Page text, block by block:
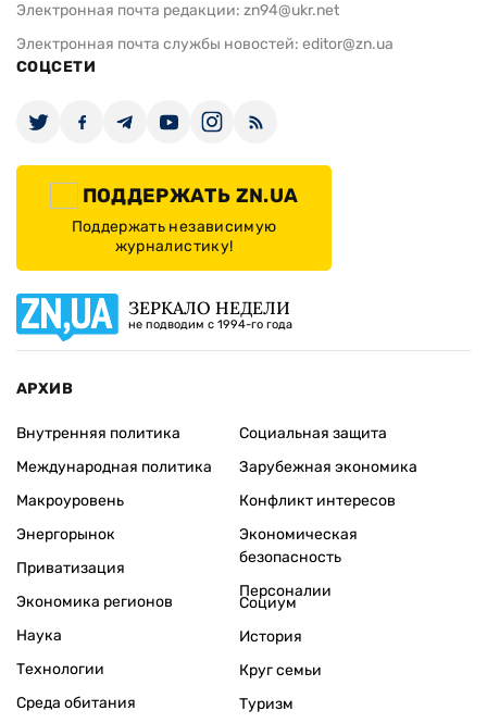
Электронная почта редакции: zn94@ukr.net
Электронная почта службы новостей: editor@zn.ua
СОЦСЕТИ
ПОДДЕРЖАТЬ ZN.UA
Поддержать независимую
журналистику!
ЗЕРКАЛО НЕДЕЛИ
не подводим с 1994-го года
АРХИВ
Внутренняя политика
Международная политика
Макроуровень
Энергорынок
Приватизация
Экономика регионов
Социальная защита
Зарубежная экономика
Конфликт интересов
Экономическая
безопасность
Персоналии
Наука
Технологии
Среда обитания
Социум
История
Круг семьи
Туризм